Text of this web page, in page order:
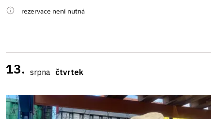
rezervace není nutná
13. srpna čtvrtek